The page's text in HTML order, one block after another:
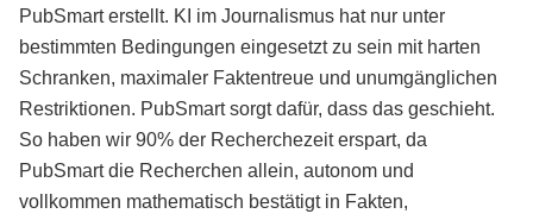
PubSmart erstellt. KI im Journalismus hat nur unter
bestimmten Bedingungen eingesetzt zu sein mit harten
Schranken, maximaler Faktentreue und unumgänglichen
Restriktionen. PubSmart sorgt dafür, dass das geschieht.
So haben wir 90% der Recherchezeit erspart, da
PubSmart die Recherchen allein, autonom und
vollkommen mathematisch bestätigt in Fakten,